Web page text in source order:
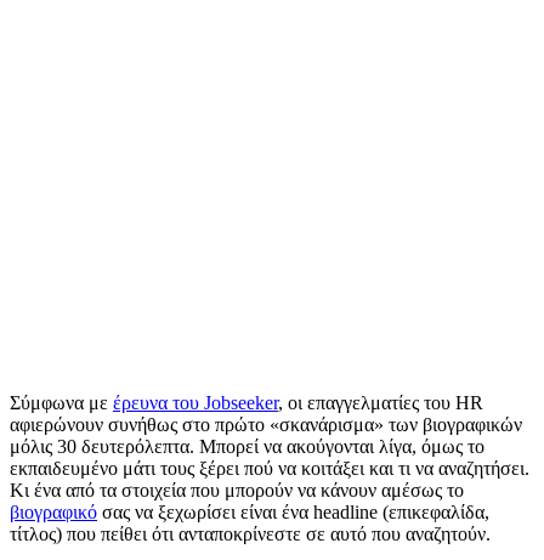
Σύμφωνα με έρευνα του Jobseeker, οι επαγγελματίες του HR
αφιερώνουν συνήθως στο πρώτο «σκανάρισμα» των βιογραφικών
μόλις 30 δευτερόλεπτα. Μπορεί να ακούγονται λίγα, όμως το
εκπαιδευμένο μάτι τους ξέρει πού να κοιτάξει και τι να αναζητήσει.
Κι ένα από τα στοιχεία που μπορούν να κάνουν αμέσως το
βιογραφικό σας να ξεχωρίσει είναι ένα headline (επικεφαλίδα,
τίτλος) που πείθει ότι ανταποκρίνεστε σε αυτό που αναζητούν.